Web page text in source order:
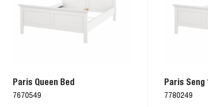
Paris Queen Bed
7670549
Paris Seng
7780249